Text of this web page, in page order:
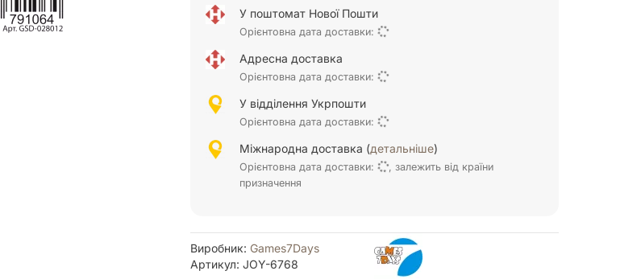
У поштомат Нової Пошти
Орієнтовна дата доставки:
Адресна доставка
Орієнтовна дата доставки:
У відділення Укрпошти
Орієнтовна дата доставки:
Міжнародна доставка (детальніше)
Орієнтовна дата доставки:
, залежить від країни
призначення
Виробник: Games7Days
Артикул: JOY-6768